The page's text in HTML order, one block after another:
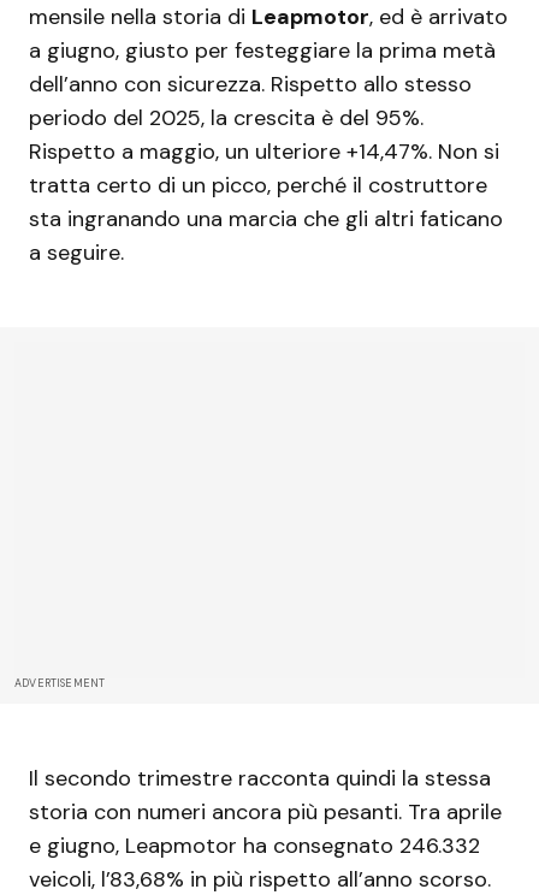
mensile nella storia di Leapmotor, ed è arrivato
a giugno, giusto per festeggiare la prima metà
dell’anno con sicurezza. Rispetto allo stesso
periodo del 2025, la crescita è del 95%.
Rispetto a maggio, un ulteriore +14,47%. Non si
tratta certo di un picco, perché il costruttore
sta ingranando una marcia che gli altri faticano
a seguire.
ADVERTISEMENT
Il secondo trimestre racconta quindi la stessa
storia con numeri ancora più pesanti. Tra aprile
e giugno, Leapmotor ha consegnato 246.332
veicoli, l’83,68% in più rispetto all’anno scorso.